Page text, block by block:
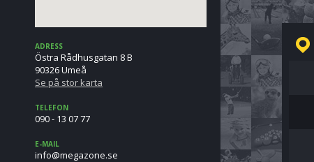
ADRESS
Östra Rådhusgatan 8 B
90326 Umeå
Se på stor karta
TELEFON
090 - 13 07 77
E-MAIL
es.enozagem@ofni